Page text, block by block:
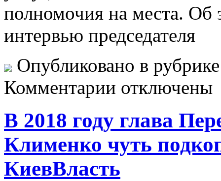
полномочия на места. Об
интервью председателя
Опубликовано в
Комментарии отключены
В 2018 году глава
Клименко чуть
КиевВласть